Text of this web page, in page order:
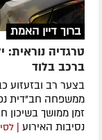
ברוך דיין האמת
ברכב בלוד
ממשפחה חב"דית
זמן ממושך
נסיבות האירוע |